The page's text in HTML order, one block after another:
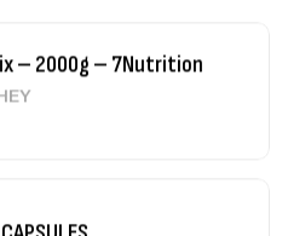
– 2000g – 7Nutrition